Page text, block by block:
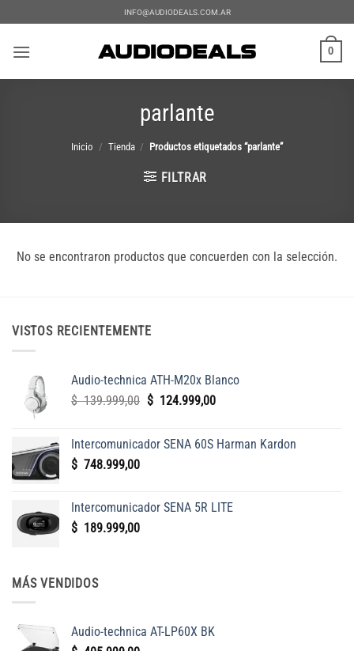
al
contenido
INFO@AUDIODEALS.COM.AR
0
parlante
Inicio / Tienda / Productos etiquetados “parlante”
FILTRAR
No se encontraron productos que concuerden con la selección.
VISTOS RECIENTEMENTE
Audio-technica ATH-M20x Blanco
$139.999,00 El
era:
$ 124.999,00El
es:
Intercomunicador SENA 60S Harman Kardon
$ 748.999,00
Intercomunicador SENA 5R LITE
$ 189.999,00
MÁS VENDIDOS
Audio-technica AT-LP60X BK